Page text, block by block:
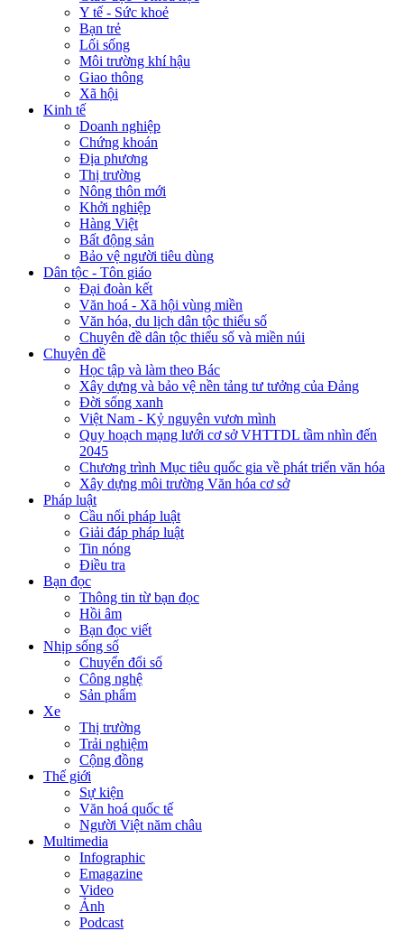
Y tế - Sức khoẻ
Bạn trẻ
Lối sống
Môi trường khí hậu
Giao thông
Xã hội
Kinh tế
Doanh nghiệp
Chứng khoán
Địa phương
Thị trường
Nông thôn mới
Khởi nghiệp
Hàng Việt
Bất động sản
Bảo vệ người tiêu dùng
Dân tộc - Tôn giáo
Đại đoàn kết
Văn hoá - Xã hội vùng miền
Văn hóa, du lịch dân tộc thiểu số
Chuyên đề dân tộc thiểu số và miền núi
Chuyên đề
Học tập và làm theo Bác
Xây dựng và bảo vệ nền tảng tư tưởng của Đảng
Đời sống xanh
Việt Nam - Kỷ nguyên vươn mình
Quy hoạch mạng lưới cơ sở VHTTDL tầm nhìn đến
2045
Chương trình Mục tiêu quốc gia về phát triển văn hóa
Xây dựng môi trường Văn hóa cơ sở
Pháp luật
Cầu nối pháp luật
Giải đáp pháp luật
Tin nóng
Điều tra
Bạn đọc
Thông tin từ bạn đọc
Hồi âm
Bạn đọc viết
Nhịp sống số
Chuyển đổi số
Công nghệ
Sản phẩm
Xe
Thị trường
Trải nghiệm
Cộng đồng
Thế giới
Sự kiện
Văn hoá quốc tế
Người Việt năm châu
Multimedia
Infographic
Emagazine
Video
Ảnh
Podcast